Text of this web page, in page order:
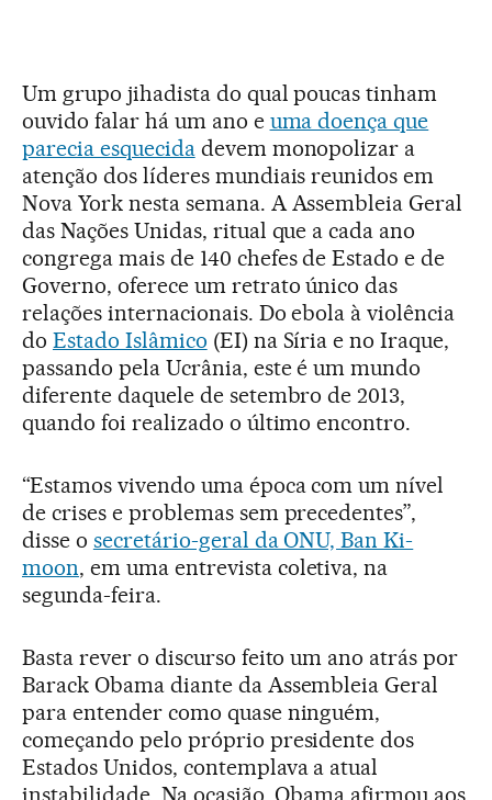
Um grupo jihadista do qual poucas tinham
ouvido falar há um ano e uma doença que
parecia esquecidadevem monopolizar a
atenção dos líderes mundiais reunidos em
Nova York nesta semana. A Assembleia Geral
das Nações Unidas, ritual que a cada ano
congrega mais de 140 chefes de Estado e de
Governo, oferece um retrato único das
relações internacionais. Do ebola à violência
do Estado Islâmico (EI) na Síria e no Iraque,
passando pela Ucrânia, este é um mundo
diferente daquele de setembro de 2013,
quando foi realizado o último encontro.
“Estamos vivendo uma época com um nível
de crises e problemas sem precedentes”,
disse o secretário-geral da ONU, Ban Ki-
moon, em uma entrevista coletiva, na
segunda-feira.
Basta rever o discurso feito um ano atrás por
Barack Obama diante da Assembleia Geral
para entender como quase ninguém,
começando pelo próprio presidente dos
Estados Unidos, contemplava a atual
instabilidade. Na ocasião, Obama afirmou aos